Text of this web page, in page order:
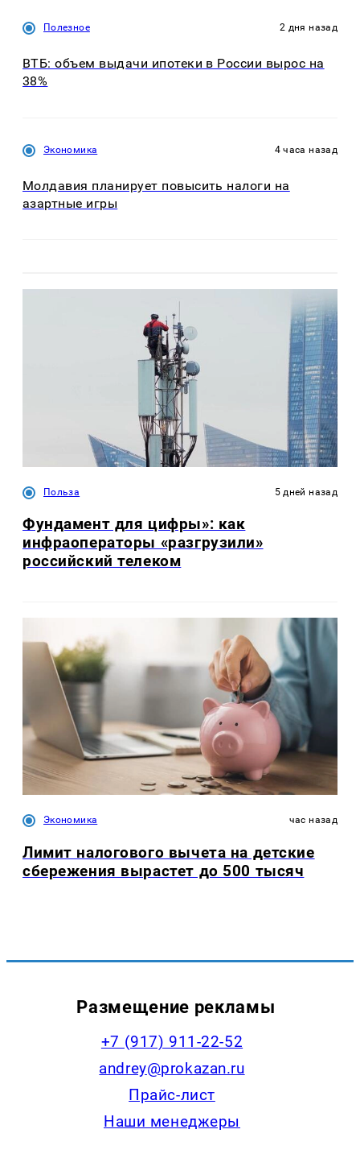
Полезное 2 дня назад
ВТБ: объем выдачи ипотеки в России вырос на
38%
Экономика 4 часа назад
Молдавия планирует повысить налоги на
азартные игры
Польза 5 дней назад
Фундамент для цифры»: как
инфраоператоры «разгрузили»
российский телеком
Экономика час назад
Лимит налогового вычета на детские
сбережения вырастет до 500 тысяч
Размещение рекламы
+7 (917) 911-22-52
andrey@prokazan.ru
Прайс-лист
Наши менеджеры